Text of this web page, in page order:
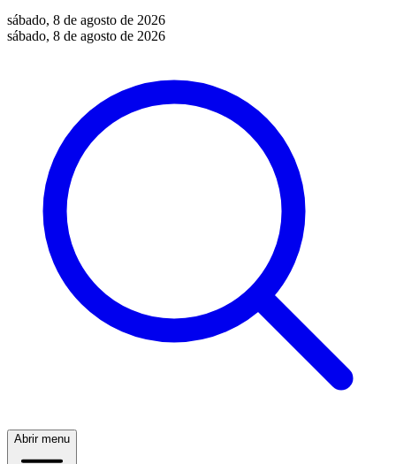
sábado, 8 de agosto de 2026
sábado, 8 de agosto de 2026
Abrir menu